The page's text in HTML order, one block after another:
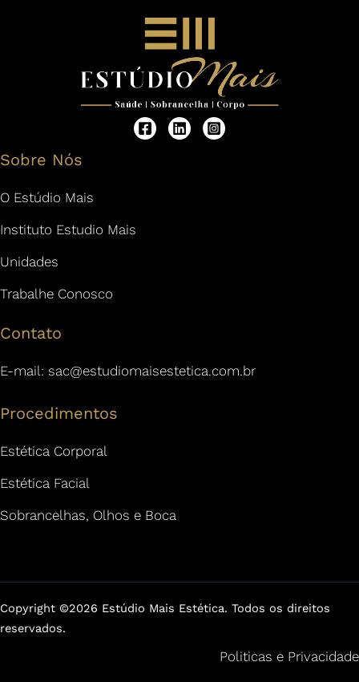
Sobre Nós
O Estúdio Mais
Instituto Estudio Mais
Unidades
Trabalhe Conosco
Contato
E-mail: sac@estudiomaisestetica.com.br
Procedimentos
Estética Corporal
Estética Facial
Sobrancelhas, Olhos e Boca
Copyright ©2026 Estúdio Mais Estética. Todos os direitos
reservados.
Politicas e Privacidade